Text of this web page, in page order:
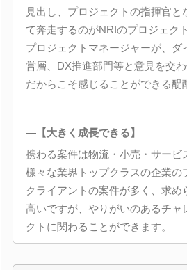
見出し、プロジェクトの指揮官と
て奔走するのがNRIのプロジェク
プロジェクトマネージャーが、ダ
営層、DX推進部門等と意見を交
だからこそ感じることができる醍
―【大きく成長できる】
携わる案件は物流・小売・サービ
様々な業界トップクラスの企業の
クライアントの案件が多く、求め
高いですが、やりがいのあるチャ
クトに関わることができます。